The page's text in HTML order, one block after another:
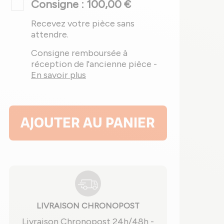
Consigne : 100,00 €
Recevez votre pièce sans
attendre.
Consigne remboursée à
réception de l'ancienne pièce -
En savoir plus
AJOUTER AU PANIER
LIVRAISON CHRONOPOST
Livraison Chronopost 24h/48h -